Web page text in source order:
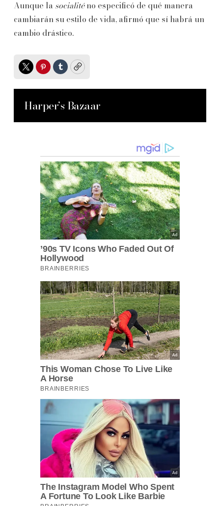
Aunque la socialiténo especificó de qué manera
cambiarán su estilo de vida, afirmó que sí habrá un
cambio drástico.
TwitterPinterest
TumblrCopy
Harper’s Bazaar